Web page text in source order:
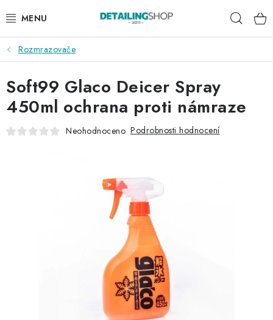
na
AKCE
NOVINKY
EXTERIÉR
DÁRKOVÉ SADY A POUKAZY
Rozmrazovače
Soft99 Glaco Deicer Spray
450ml ochrana proti námraze
Neohodnoceno Podrobnosti hodnocení